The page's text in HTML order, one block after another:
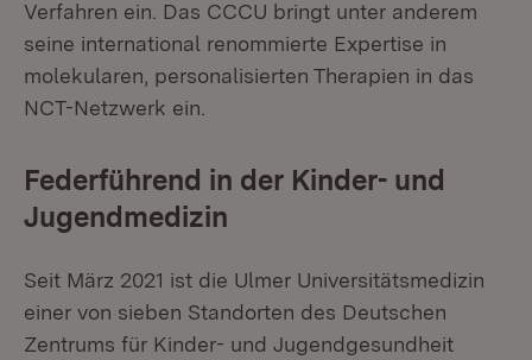
Verfahren ein. Das CCCU bringt unter anderem
seine international renommierte Expertise in
molekularen, personalisierten Therapien in das
NCT-Netzwerk ein.
Federführend in der Kinder-​ und
Jugendmedizin
Seit März 2021 ist die Ulmer Universitätsmedizin
einer von sieben Standorten des Deutschen
Zentrums für Kinder-​ und Jugendgesundheit